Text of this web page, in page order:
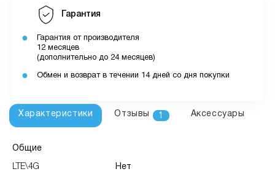
Гарантия
Гарантия от производителя
12 месяцев
(дополнительно до 24 месяцев)
Обмен и возврат в течении 14 дней со дня покупки
Характеристики Отзывы 1 Аксессуары
Общие
LTE\4G Нет